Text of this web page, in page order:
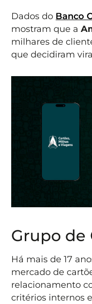
Dados do Banco
mostram que a
milhares de
que decidiram
Grupo de
Há mais de 17
mercado de
relacionamento
critérios internos